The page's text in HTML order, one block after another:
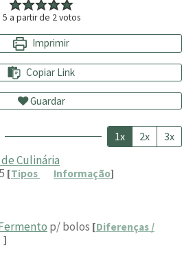
5 a partir de 2votos
Imprimir
Copiar Link
Guardar
1x 2x 3x
Culinária
[Tipos Informação]
p/ bolos [Diferenças /
]